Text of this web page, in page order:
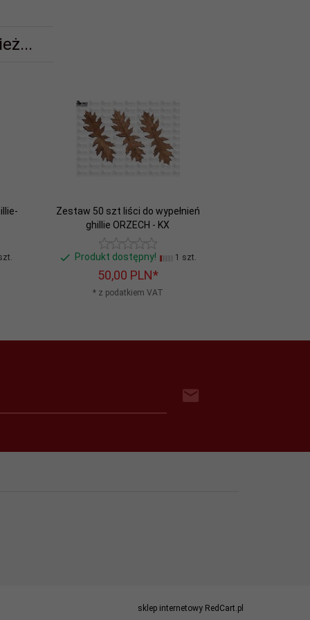
Zestaw 50 szt liści do wypełnień
ghillie ORZECH - KX
Produkt dostępny! 1 szt.
50,00 PLN*
* z podatkiem VAT
sklep internetowyRedCart.pl